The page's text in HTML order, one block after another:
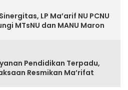
LP Ma’arif NU PCNU
MTsNU dan MANU Maron
Pendidikan Terpadu,
Resmikan Ma’rifat